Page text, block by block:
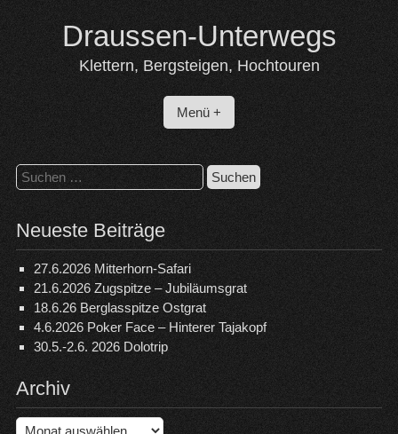
content
Draussen-Unterwegs
Klettern, Bergsteigen, Hochtouren
Menü +
Suchen
nach:
Neueste Beiträge
27.6.2026 Mitterhorn-Safari
21.6.2026 Zugspitze – Jubiläumsgrat
18.6.26 Berglasspitze Ostgrat
4.6.2026 Poker Face – Hinterer Tajakopf
30.5.-2.6. 2026 Dolotrip
Archiv
Archiv